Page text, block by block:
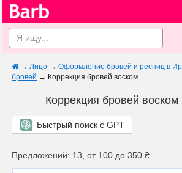
→ Лицо → Оформление бровей и ресниц в
бровей → Коррекция бровей воском
Коррекция бровей
Быстрый поиск с GPT
Предложений: 13, от 100 до 350 ₴